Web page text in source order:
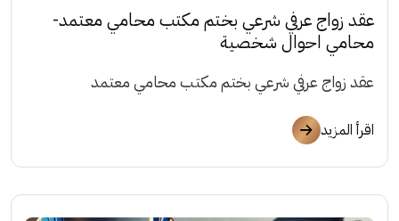
عقد زواج عرفي شرعي بختم مكتب محامي معتمد-
محامي احوال شخصية
عقد زواج عرفي شرعي بختم مكتب محامي معتمد
اقرأ المزيد